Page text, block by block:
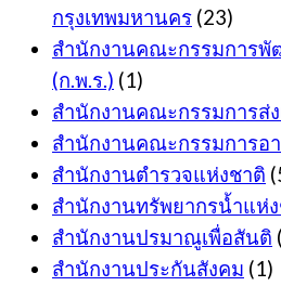
กรุงเทพมหานคร (23)
สำนักงานคณะกรรมการพั
(ก.พ.ร.) (1)
สำนักงานคณะกรรมการส่
สำนักงานคณะกรรมการอ
สำนักงานตำรวจแห่งชาติ
สำนักงานทรัพยากรน้ำแห่
สำนักงานปรมาณูเพื่อสันติ
สำนักงานประกันสังคม (1)